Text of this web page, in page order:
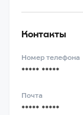
Контакты
Номер телефона
***** *****
Почта
***** *****